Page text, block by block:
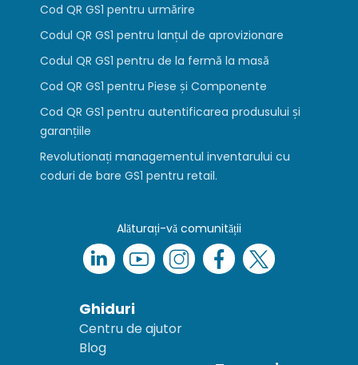
Cod QR GS1 pentru urmărire
Codul QR GS1 pentru lanțul de aprovizionare
Codul QR GS1 pentru de la fermă la masă
Cod QR GS1 pentru Piese și Componente
Cod QR GS1 pentru autentificarea produsului și
garanțiile
Revolutionați managementul inventarului cu
coduri de bare GS1 pentru retail.
Alăturați-vă comunității
Ghiduri
Centru de ajutor
Blog